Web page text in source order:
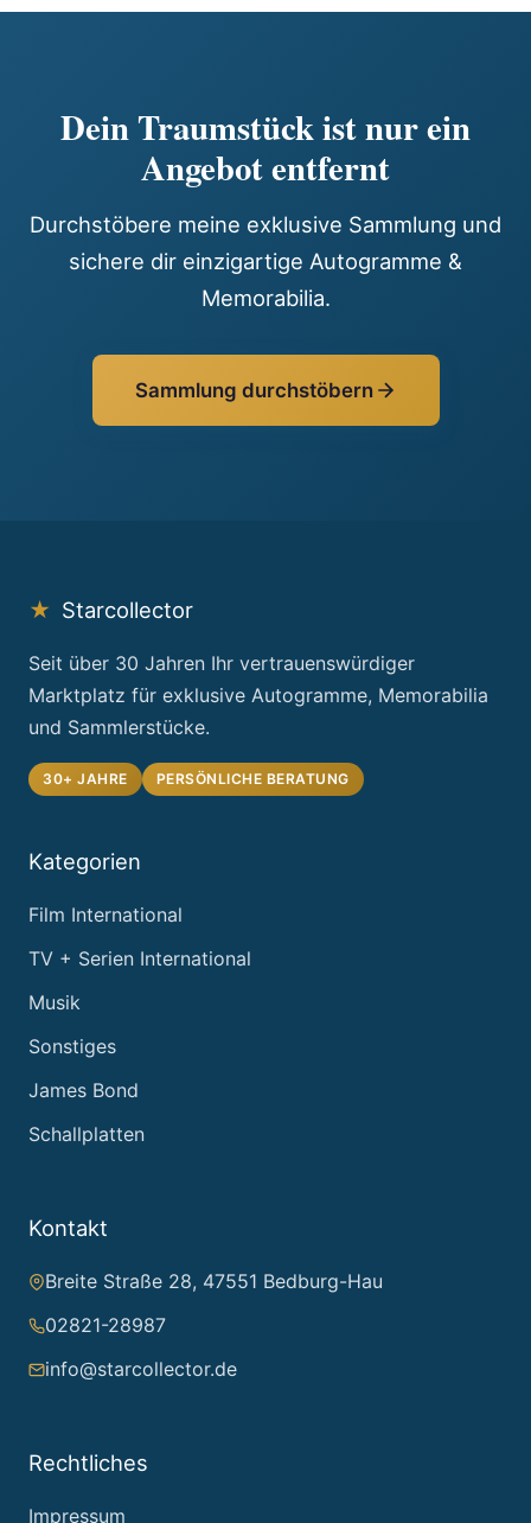
Dein Traumstück ist nur ein
Angebot entfernt
Durchstöbere meine exklusive Sammlung und
sichere dir einzigartige Autogramme &
Memorabilia.
Sammlung durchstöbern
★ Starcollector
Seit über 30 Jahren Ihr vertrauenswürdiger
Marktplatz für exklusive Autogramme, Memorabilia
und Sammlerstücke.
30+ JAHRE PERSÖNLICHE BERATUNG
Kategorien
Film International
TV + Serien International
Musik
Sonstiges
James Bond
Schallplatten
Kontakt
Breite Straße 28, 47551 Bedburg-Hau
02821-28987
info@starcollector.de
Rechtliches
Impressum